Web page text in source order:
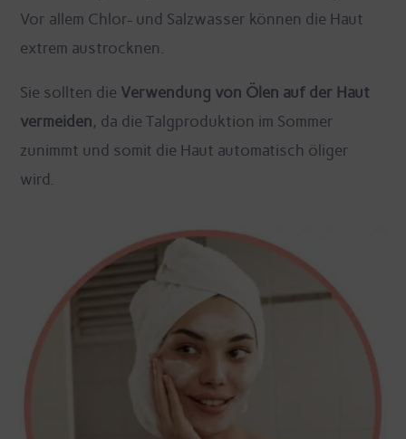
Vor allem Chlor- und Salzwasser können die Haut
extrem austrocknen.
Sie sollten die Verwendung von Ölen auf der Haut
vermeiden, da die Talgproduktion im Sommer
zunimmt und somit die Haut automatisch öliger
wird.